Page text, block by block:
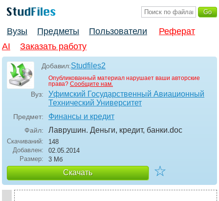
Вузы Предметы Пользователи
Реферат
AI
Заказать работу
Добавил:Studfiles2
Опубликованный материал нарушает ваши авторские
права? Сообщите нам.
Вуз:
Уфимский Государственный Авиационный
Технический Университет
Предмет: Финансы и кредит
Файл: Лаврушин. Деньги, кредит, банки.doc
Скачиваний:
148
Добавлен:
02.05.2014
Размер:
3 Мб
Скачать ☆